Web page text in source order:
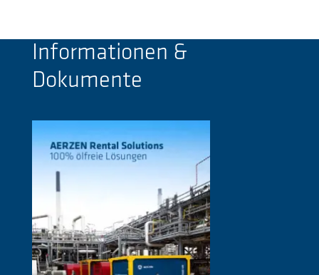
Informationen &
Dokumente